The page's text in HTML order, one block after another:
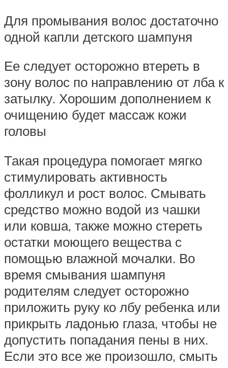
Для промывания волос достаточно
одной капли детского шампуня
Ее следует осторожно втереть в
зону волос по направлению от лба к
затылку. Хорошим дополнением к
очищению будет массаж кожи
головы
Такая процедура помогает мягко
стимулировать активность
фолликул и рост волос. Смывать
средство можно водой из чашки
или ковша, также можно стереть
остатки моющего вещества с
помощью влажной мочалки. Во
время смывания шампуня
родителям следует осторожно
приложить руку ко лбу ребенка или
прикрыть ладонью глаза, чтобы не
допустить попадания пены в них.
Если это все же произошло, смыть